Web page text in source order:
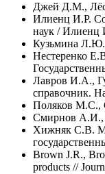
Джей Д.М.,
Илиенц И.Р.
наук / Илиенц
Кузьмина
Нестеренко
Лавров И.А.,
справочник.
Поляков М.С.,
Смирнов А.И.,
Хижняк С.В.
Brown J.R.,
products //